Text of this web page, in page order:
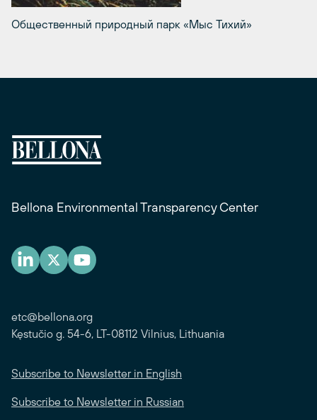
Общественный природный парк «Мыс Тихий»
Bellona Environmental Transparency Center
etc@bellona.org
Kęstučio g. 54-6, LT-08112 Vilnius, Lithuania
Subscribe to Newsletter in English
Subscribe to Newsletter in Russian